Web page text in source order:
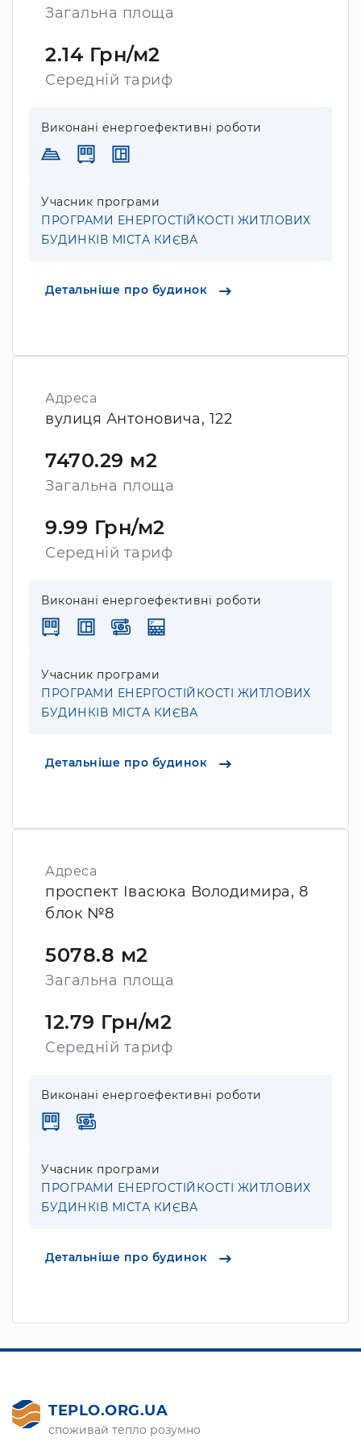
Загальна площа
2.14 Грн/м2
Середній тариф
Виконані енергоефективні роботи
Учасник програми
ПРОГРАМИ ЕНЕРГОСТІЙКОСТІ ЖИТЛОВИХ
БУДИНКІВ МІСТА КИЄВА
Детальніше про будинок
Адреса
вулиця Антоновича, 122
7470.29 м2
Загальна площа
9.99 Грн/м2
Середній тариф
Виконані енергоефективні роботи
Учасник програми
ПРОГРАМИ ЕНЕРГОСТІЙКОСТІ ЖИТЛОВИХ
БУДИНКІВ МІСТА КИЄВА
Детальніше про будинок
Адреса
проспект Івасюка Володимира, 8
блок №8
5078.8 м2
Загальна площа
12.79 Грн/м2
Середній тариф
Виконані енергоефективні роботи
Учасник програми
ПРОГРАМИ ЕНЕРГОСТІЙКОСТІ ЖИТЛОВИХ
БУДИНКІВ МІСТА КИЄВА
Детальніше про будинок
TEPLO.ORG.UA
споживай тепло розумно